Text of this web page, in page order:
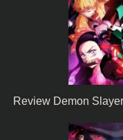
Review Demon